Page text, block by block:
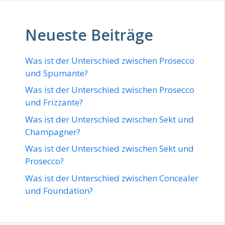
Neueste Beiträge
Was ist der Unterschied zwischen Prosecco
und Spumante?
Was ist der Unterschied zwischen Prosecco
und Frizzante?
Was ist der Unterschied zwischen Sekt und
Champagner?
Was ist der Unterschied zwischen Sekt und
Prosecco?
Was ist der Unterschied zwischen Concealer
und Foundation?